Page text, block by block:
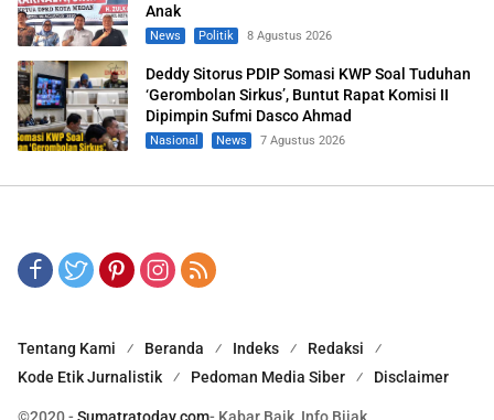
Anak
News Politik 8 Agustus 2026
Deddy Sitorus PDIP Somasi KWP Soal Tuduhan
‘Gerombolan Sirkus’, Buntut Rapat Komisi II
Dipimpin Sufmi Dasco Ahmad
Nasional News 7 Agustus 2026
Tentang Kami Beranda Indeks
Redaksi
Kode Etik Jurnalistik
Pedoman Media Siber Disclaimer
©2020 -Sumatratoday.com- Kabar Baik, Info Bijak